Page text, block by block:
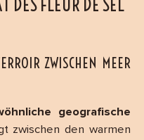
DES FLEUR DE SEL
ZWISCHEN MEER U
geografische
zwischen den warmen